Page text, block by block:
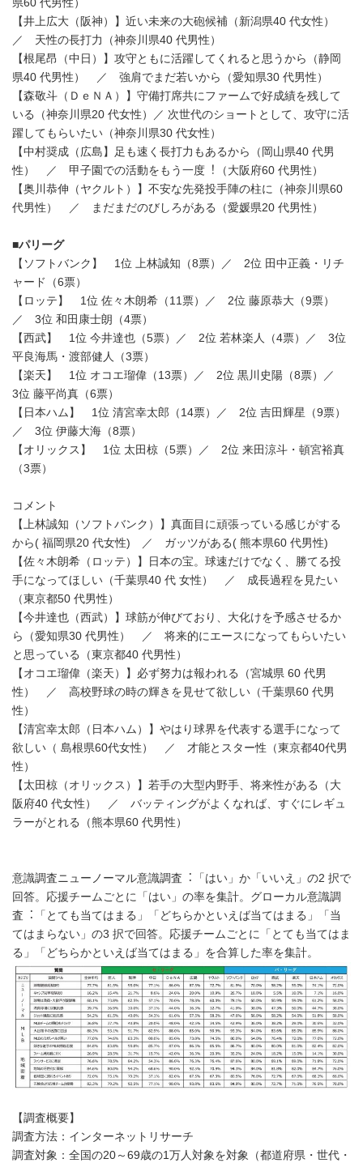
県60 代男性）
【井上広大（阪神）】近い未来の大砲候補（新潟県40 代女性）
／ 天性の長打力（神奈川県40 代男性）
【根尾昂（中日）】攻守ともに活躍してくれると思うから（静岡
県40 代男性） ／ 強肩でまだ若いから（愛知県30 代男性）
【森敬斗（ＤｅＮＡ）】守備打席共にファームで好成績を残して
いる（神奈川県20 代女性）／ 次世代のショートとして、攻守に活
躍してもらいたい（神奈川県30 代女性）
【中村奨成（広島】足も速く長打力もあるから（岡山県40 代男
性） ／ 甲子園での活動をもう一度︕（大阪府60 代男性）
【奥川恭伸（ヤクルト）】不安な先発投手陣の柱に（神奈川県60
代男性） ／ まだまだのびしろがある（愛媛県20 代男性）
■パリーグ
【ソフトバンク】 1位 上林誠知（8票）／ 2位 田中正義・リチ
ャード（6票）
【ロッテ】 1位 佐々木朗希（11票）／ 2位 藤原恭大（9票）
／ 3位 和田康士朗（4票）
【西武】 1位 今井達也（5票）／ 2位 若林楽人（4票）／ 3位
平良海馬・渡部健人（3票）
【楽天】 1位 オコエ瑠偉（13票）／ 2位 黒川史陽（8票）／
3位 藤平尚真（6票）
【日本ハム】 1位 清宮幸太郎（14票）／ 2位 吉田輝星（9票）
／ 3位 伊藤大海（8票）
【オリックス】 1位 太田椋（5票）／ 2位 来田涼斗・頓宮裕真
（3票）
コメント
【上林誠知（ソフトバンク）】真面目に頑張っている感じがする
から( 福岡県20 代女性) ／ ガッツがある( 熊本県60 代男性)
【佐々木朗希（ロッテ）】日本の宝。球速だけでなく、勝てる投
手になってほしい（千葉県40 代 女性） ／ 成長過程を見たい
（東京都50 代男性）
【今井達也（西武）】球筋が伸びており、大化けを予感させるか
ら（愛知県30 代男性） ／ 将来的にエースになってもらいたい
と思っている（東京都40 代男性）
【オコエ瑠偉（楽天）】必ず努力は報われる（宮城県 60 代男
性） ／ 高校野球の時の輝きを見せて欲しい（千葉県60 代男
性）
【清宮幸太郎（日本ハム）】やはり球界を代表する選手になって
欲しい（ 島根県60代女性） ／ 才能とスター性（東京都40代男
性）
【太田椋（オリックス）】若手の大型内野手、将来性がある（大
阪府40 代女性） ／ バッティングがよくなれば、すぐにレギュ
ラーがとれる（熊本県60 代男性）
意識調査ニューノーマル意識調査︓「はい」か「いいえ」の2 択で
回答。応援チームごとに「はい」の率を集計。グローカル意識調
査︓「とても当てはまる」「どちらかといえば当てはまる」「当
てはまらない」の3 択で回答。応援チームごとに「とても当てはま
る」「どちらかといえば当てはまる」を合算した率を集計。
【調査概要】
調査方法：インターネットリサーチ
調査対象：全国の20～69歳の1万人対象を対象（都道府県・世代・